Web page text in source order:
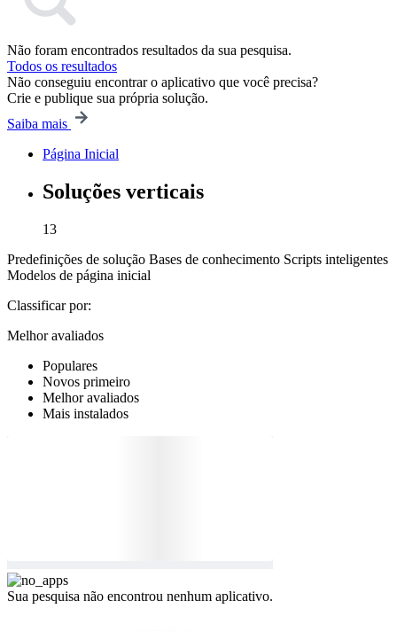
Não foram encontrados resultados da sua pesquisa.
Todos os resultados
Não conseguiu encontrar o aplicativo que você precisa?
Crie e publique sua própria solução.
Saiba mais
Página Inicial
Soluções verticais
13
Predefinições de solução Bases de conhecimento Scripts inteligentes
Modelos de página inicial
Classificar por:
Melhor avaliados
Populares
Novos primeiro
Melhor avaliados
Mais instalados
Sua pesquisa não encontrou nenhum aplicativo.